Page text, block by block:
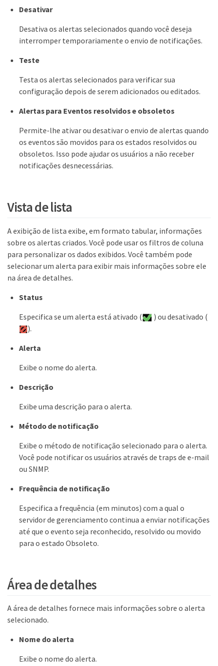
Desativar
Desativa os alertas selecionados quando você deseja
interromper temporariamente o envio de notificações.
Teste
Testa os alertas selecionados para verificar sua
configuração depois de serem adicionados ou editados.
Alertas para Eventos resolvidos e obsoletos
Permite-lhe ativar ou desativar o envio de alertas quando
os eventos são movidos para os estados resolvidos ou
obsoletos. Isso pode ajudar os usuários a não receber
notificações desnecessárias.
Vista de lista
A exibição de lista exibe, em formato tabular, informações
sobre os alertas criados. Você pode usar os filtros de coluna
para personalizar os dados exibidos. Você também pode
selecionar um alerta para exibir mais informações sobre ele
na área de detalhes.
Status
Especifica se um alerta está ativado (
) ou desativado (
).
Alerta
Exibe o nome do alerta.
Descrição
Exibe uma descrição para o alerta.
Método de notificação
Exibe o método de notificação selecionado para o alerta.
Você pode notificar os usuários através de traps de e-mail
ou SNMP.
Frequência de notificação
Especifica a frequência (em minutos) com a qual o
servidor de gerenciamento continua a enviar notificações
até que o evento seja reconhecido, resolvido ou movido
para o estado Obsoleto.
Área de detalhes
A área de detalhes fornece mais informações sobre o alerta
selecionado.
Nome do alerta
Exibe o nome do alerta.